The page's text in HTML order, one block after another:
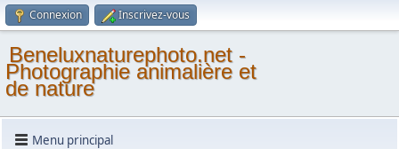
Connexion Inscrivez-vous
Beneluxnaturephoto.net -
Photographie animalière et
de nature
Menu principal